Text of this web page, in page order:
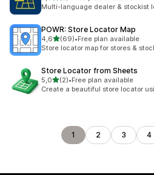
Multi-language dealer & stockist
POWR: Store Locator Map
4,6z 5 hvězd
(69)
Celkový počet recenzí: 69
•Free plan available
Store locator map for stores &
Store Locator from Sheets
5,0z 5 hvězd
(2)
Celkový počet recenzí: 2
•Free plan available
Create a beautiful store locator
1 2 3 4